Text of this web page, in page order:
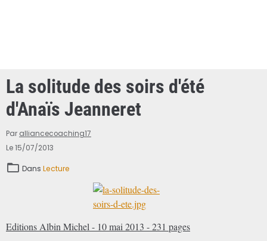
La solitude des soirs d'été
d'Anaïs Jeanneret
Par alliancecoaching17
Le 15/07/2013
Dans Lecture
Editions Albin Michel - 10 mai 2013 - 231 pages